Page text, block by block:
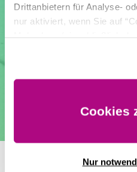
Drittanbietern für Analyse-
nur aktiviert, wenn Sie auf
Cookies
Nur
€ per
VIVAERO
Kühlen,